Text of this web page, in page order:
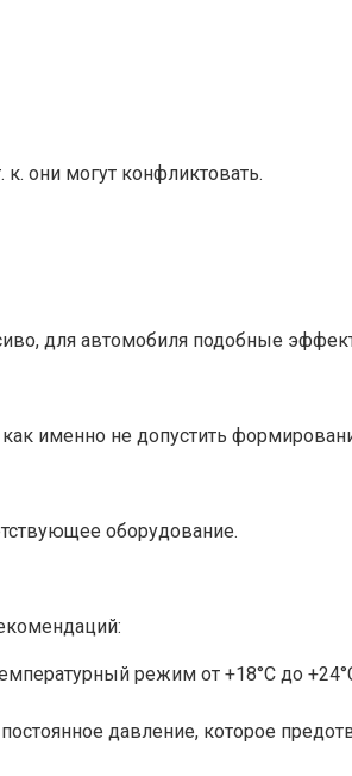
они могут конфликтовать.
для автомобиля подобные
именно не допустить
оборудование.
режим от +18°С до
давление, которое